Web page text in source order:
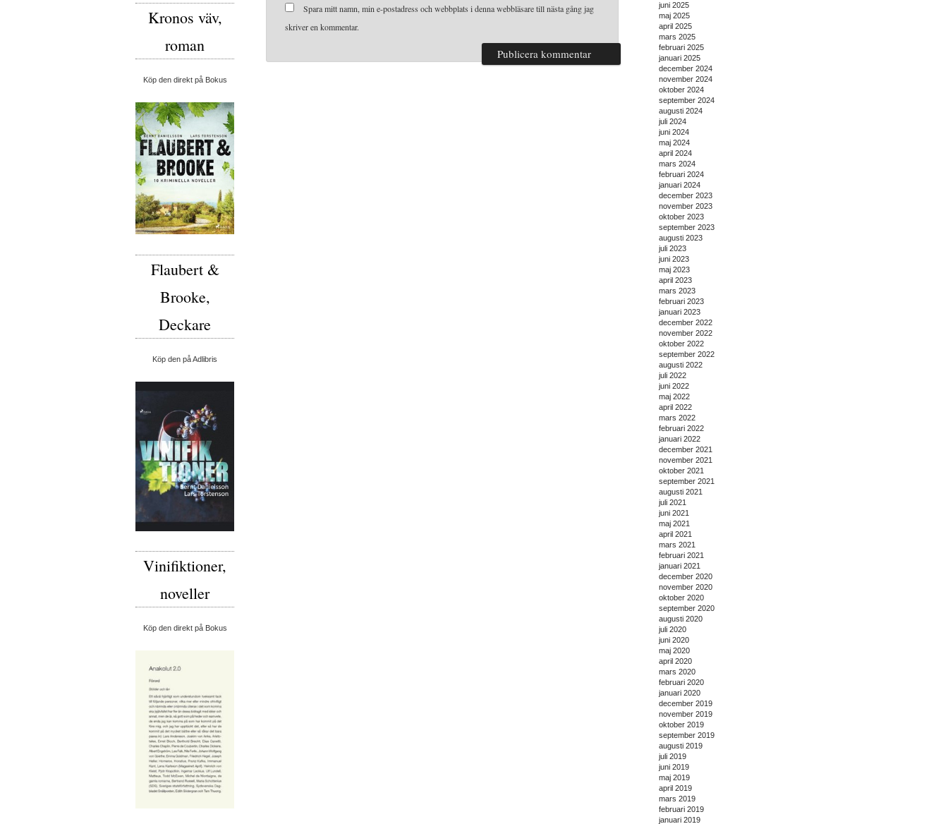
Spara mitt namn, min e-postadress och webbplats i denna webbläsare till nästa gång jag
skriver en kommentar.
juni 2025
maj 2025
april 2025
mars 2025
februari 2025
januari 2025
december 2024
november 2024
oktober 2024
september 2024
augusti 2024
juli 2024
juni 2024
maj 2024
april 2024
mars 2024
februari 2024
januari 2024
december 2023
november 2023
oktober 2023
september 2023
augusti 2023
juli 2023
juni 2023
maj 2023
april 2023
mars 2023
februari 2023
januari 2023
december 2022
november 2022
oktober 2022
september 2022
augusti 2022
juli 2022
juni 2022
maj 2022
april 2022
mars 2022
februari 2022
januari 2022
december 2021
november 2021
oktober 2021
september 2021
augusti 2021
juli 2021
juni 2021
maj 2021
april 2021
mars 2021
februari 2021
januari 2021
december 2020
november 2020
oktober 2020
september 2020
augusti 2020
juli 2020
juni 2020
maj 2020
april 2020
mars 2020
februari 2020
januari 2020
december 2019
november 2019
oktober 2019
september 2019
augusti 2019
juli 2019
juni 2019
maj 2019
april 2019
mars 2019
februari 2019
januari 2019
Kronos väv,
roman
Köp den direkt på Bokus
Flaubert &
Brooke,
Deckare
Köp den på Adlibris
Vinifiktioner,
noveller
Köp den direkt på Bokus